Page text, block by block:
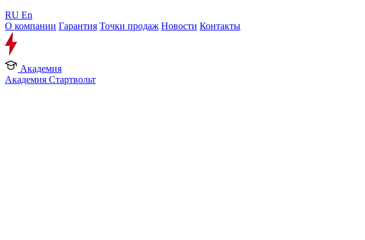
RU En
О компании Гарантия Точки продаж Новости Контакты
Академия
Академия Стартвольт